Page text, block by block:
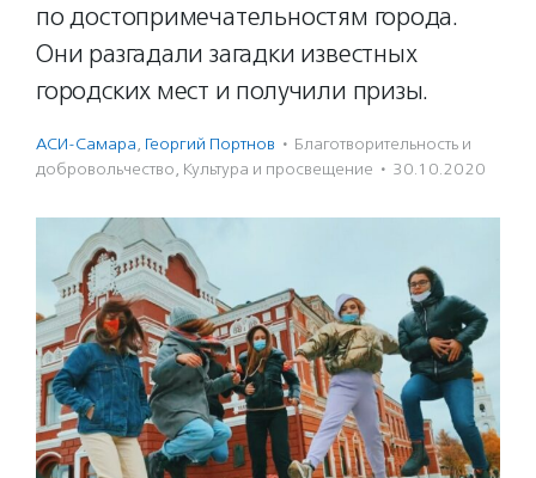
по достопримечательностям города.
Они разгадали загадки известных
городских мест и получили призы.
АСИ-Самара, Георгий Портнов · Благотвори­тель­ность и
доброволь­чест­во, Культура и просвещение · 30.10.2020